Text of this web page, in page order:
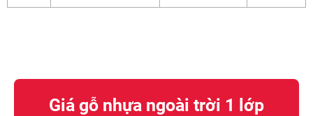
Giá gỗ nhựa ngoài trời 1 lớp